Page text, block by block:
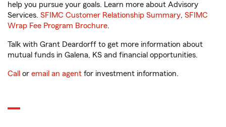
help you pursue your goals. Learn more about Advisory
Services. SFIMC Customer Relationship Summary, SFIMC
Wrap Fee Program Brochure.
Talk with Grant Deardorff to get more information about
mutual funds in Galena, KS and financial opportunities.
Call or email an agent for investment information.